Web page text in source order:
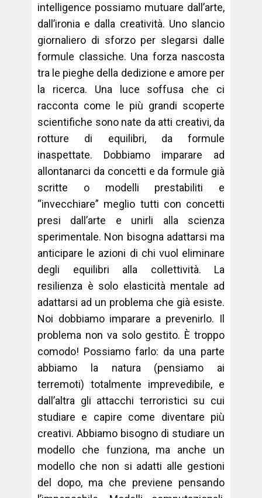
intelligence possiamo mutuare dall’arte,
dall’ironia e dalla creatività. Uno slancio
giornaliero di sforzo per slegarsi dalle
formule classiche. Una forza nascosta
tra le pieghe della dedizione e amore per
la ricerca. Una luce soffusa che ci
racconta come le più grandi scoperte
scientifiche sono nate da atti creativi, da
rotture di equilibri, da formule
inaspettate. Dobbiamo imparare ad
allontanarci da concetti e da formule già
scritte o modelli prestabiliti e
“invecchiare” meglio tutti con concetti
presi dall’arte e unirli alla scienza
sperimentale. Non bisogna adattarsi ma
anticipare le azioni di chi vuol eliminare
degli equilibri alla collettività. La
resilienza è solo elasticità mentale ad
adattarsi ad un problema che già esiste.
Noi dobbiamo imparare a prevenirlo. Il
problema non va solo gestito. È troppo
comodo! Possiamo farlo: da una parte
abbiamo la natura (pensiamo ai
terremoti) totalmente imprevedibile, e
dall’altra gli attacchi terroristici su cui
studiare e capire come diventare più
creativi. Abbiamo bisogno di studiare un
modello che funziona, ma anche un
modello che non si adatti alle gestioni
del dopo, ma che previene pensando